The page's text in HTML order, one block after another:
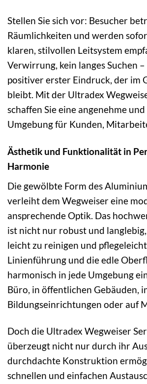
Stellen Sie sich vor: Besucher
Räumlichkeiten und werden
klaren, stilvollen Leitsystem
Verwirrung, kein langes Suchen
positiver erster Eindruck, der im
bleibt. Mit der Ultradex
schaffen Sie eine angenehme
Umgebung für Kunden,
Ästhetik und Funktionalität in
Harmonie
Die gewölbte Form des
verleiht dem Wegweiser eine
ansprechende Optik. Das
ist nicht nur robust und
leicht zu reinigen und
Linienführung und die edle
harmonisch in jede Umgebung
Büro, in öffentlichen Gebäuden,
Bildungseinrichtungen oder auf
Doch die Ultradex Wegweiser
überzeugt nicht nur durch ihr
durchdachte Konstruktion
schnellen und einfachen